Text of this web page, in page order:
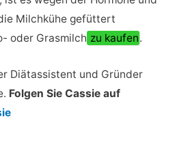
Milchkühe gefüttert
oder Grasmilch zu kaufen.
Diätassistent und Gründer
Folgen Sie Cassie auf